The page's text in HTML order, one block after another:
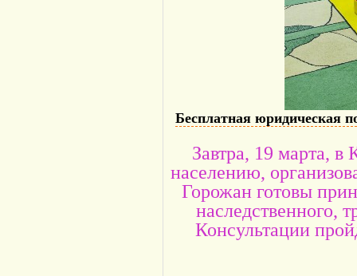
Бесплатная юридическая
Завтра, 19 марта,
населению,
Горожан готовы
наследственного,
Консультации